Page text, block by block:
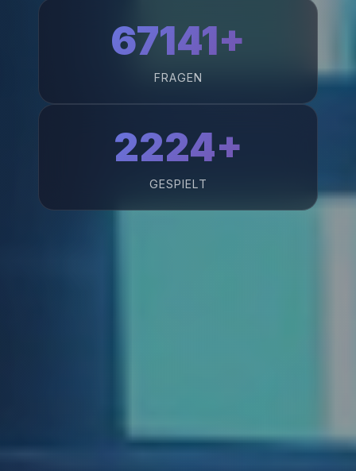
67141+
FRAGEN
2224+
GESPIELT